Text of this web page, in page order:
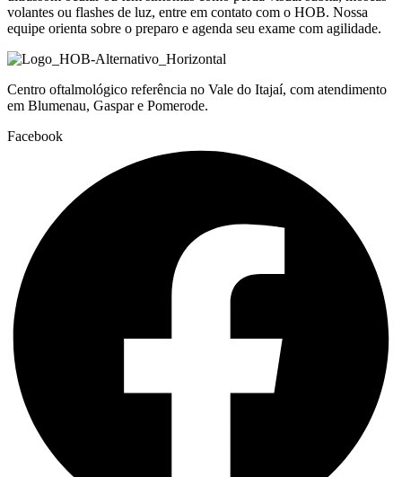
volantes ou flashes de luz, entre em contato com o HOB. Nossa
equipe orienta sobre o preparo e agenda seu exame com agilidade.
Centro oftalmológico referência no Vale do Itajaí, com atendimento
em Blumenau, Gaspar e Pomerode.
Facebook